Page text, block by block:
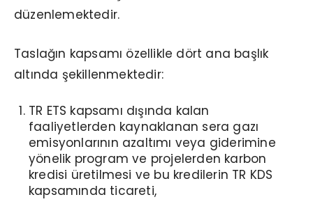
düzenlemektedir.
Taslağın kapsamı özellikle dört ana başlık
altında şekillenmektedir:
TR ETS kapsamı dışında kalan
faaliyetlerden kaynaklanan sera gazı
emisyonlarının azaltımı veya giderimine
yönelik program ve projelerden karbon
kredisi üretilmesi ve bu kredilerin TR KDS
kapsamında ticareti,